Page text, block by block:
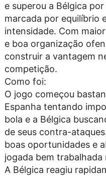
e superou a Bélgica
marcada por equilíbrio
intensidade. Com
e boa organização
construir a vantagem
competição.
Como foi:
O jogo começou
Espanha tentando
bola e a Bélgica
de seus contra-
boas oportunidades e
jogada bem trabalhada
A Bélgica reagiu